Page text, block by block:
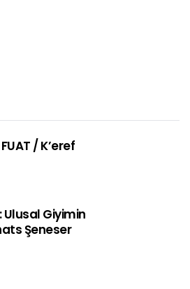
FUAT / K’eref
Giyimin
Şeneser